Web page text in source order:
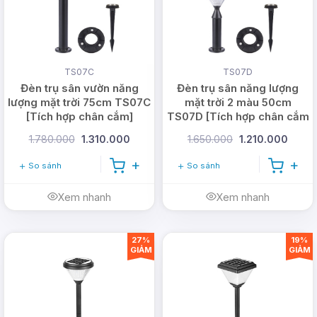
Cấp độ chống
nước
IP65
Màu sáng
TS07C
Đèn trụ sân vườn năng
lượng mặt trời 75cm TS07C
[Tích hợp chân cắm]
1.780.000 1.310.000
So sánh
Xem nhanh
TS07D
Đèn trụ sân năng lượng
mặt trời 2 màu 50cm
TS07D [Tích hợp chân cắm
1.650.000 1.210.000
So sánh
Xem nhanh
27%
GIẢM
19%
GIẢM